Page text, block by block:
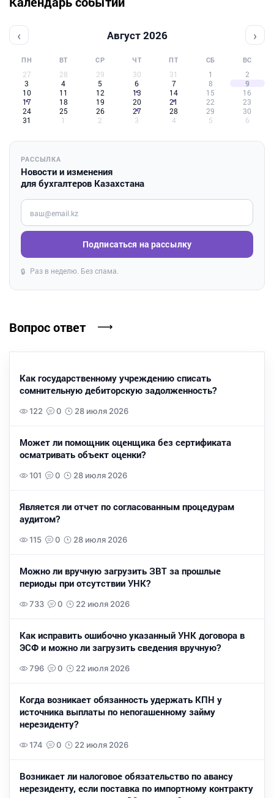
‹ Август 2026 ›
ПН ВТ СР ЧТ ПТ СБ ВС
27 28 29 30 31 1
2
3
4 5 6 7 8
9
10
11 12 13 14 15
16
17
18 19 20 21 22
23
24
25 26 27 28 29
30
31
1 2 3 4 5 6
РАССЫЛКА
Новости и изменения
для бухгалтеров Казахстана
Введите ваш e-mail
Подписаться на рассылку
🔒 Раз в неделю. Без спама.
Вопрос ответ
Как государственному учреждению списать
сомнительную дебиторскую задолженность?
122 0 28 июля 2026
Может ли помощник оценщика без сертификата
осматривать объект оценки?
101 0 28 июля 2026
Является ли отчет по согласованным процедурам
аудитом?
115 0 28 июля 2026
Можно ли вручную загрузить ЗВТ за прошлые
периоды при отсутствии УНК?
733 0 22 июля 2026
Как исправить ошибочно указанный УНК договора в
ЭСФ и можно ли загрузить сведения вручную?
796 0 22 июля 2026
Когда возникает обязанность удержать КПН у
источника выплаты по непогашенному займу
нерезиденту?
174 0 22 июля 2026
Возникает ли налоговое обязательство по авансу
нерезиденту, если поставка по импортному контракту